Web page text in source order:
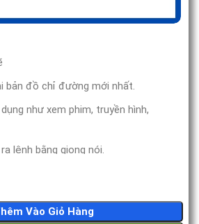
bản đồ chỉ đường mới nhất.
như xem phim, truyền hình,
lệnh bằng giọng nói.
sắc hợp thẫm mỹ.
Vào Giỏ Hàng